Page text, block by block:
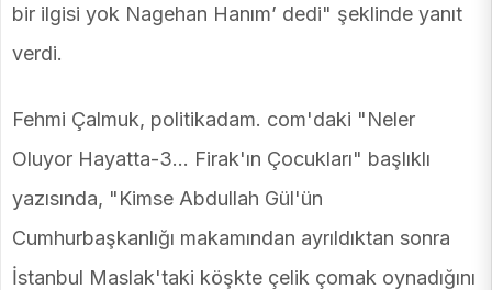
bir ilgisi yok Nagehan Hanım’ dedi" şeklinde yanıt
verdi.
Fehmi Çalmuk, politikadam. com'daki "Neler
Oluyor Hayatta-3... Firak'ın Çocukları" başlıklı
yazısında, "Kimse Abdullah Gül'ün
Cumhurbaşkanlığı makamından ayrıldıktan sonra
İstanbul Maslak'taki köşkte çelik çomak oynadığını